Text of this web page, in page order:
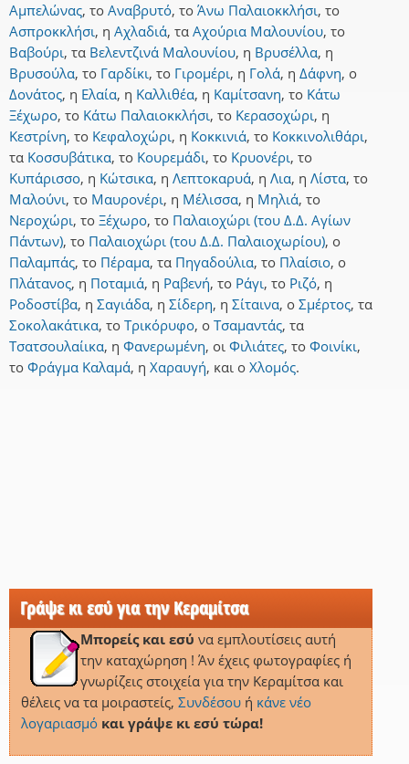
Αμπελώνας, το Αναβρυτό, το Άνω Παλαιοκκλήσι, το
Ασπροκκλήσι, η Αχλαδιά, τα Αχούρια Μαλουνίου, το
Βαβούρι, τα Βελεντζινά Μαλουνίου, η Βρυσέλλα, η
Βρυσούλα, το Γαρδίκι, το Γιρομέρι, η Γολά, η Δάφνη, ο
Δονάτος, η Ελαία, η Καλλιθέα, η Καμίτσανη, το Κάτω
Ξέχωρο, το Κάτω Παλαιοκκλήσι, το Κερασοχώρι, η
Κεστρίνη, το Κεφαλοχώρι, η Κοκκινιά, το Κοκκινολιθάρι,
τα Κοσσυβάτικα, το Κουρεμάδι, το Κρυονέρι, το
Κυπάρισσο, η Κώτσικα, η Λεπτοκαρυά, η Λια, η Λίστα, το
Μαλούνι, το Μαυρονέρι, η Μέλισσα, η Μηλιά, το
Νεροχώρι, το Ξέχωρο, το Παλαιοχώρι (του Δ.Δ. Αγίων
Πάντων), το Παλαιοχώρι (του Δ.Δ. Παλαιοχωρίου), ο
Παλαμπάς, το Πέραμα, τα Πηγαδούλια, το Πλαίσιο, ο
Πλάτανος, η Ποταμιά, η Ραβενή, το Ράγι, το Ριζό, η
Ροδοστίβα, η Σαγιάδα, η Σίδερη, η Σίταινα, ο Σμέρτος, τα
Σοκολακάτικα, το Τρικόρυφο, ο Τσαμαντάς, τα
Τσατσουλαίικα, η Φανερωμένη, οι Φιλιάτες, το Φοινίκι,
το Φράγμα Καλαμά, η Χαραυγή, και ο Χλομός.
Γράψε κι εσύ για την Κεραμίτσα
Μπορείς και εσύ να εμπλουτίσεις αυτή
την καταχώρηση ! Άν έχεις φωτογραφίες ή
γνωρίζεις στοιχεία για την Κεραμίτσα και
θέλεις να τα μοιραστείς, Συνδέσουή κάνε νέο
λογαριασμό και γράψε κι εσύ τώρα!